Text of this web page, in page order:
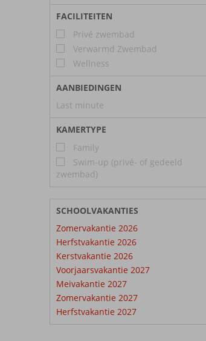
FACILITEITEN
Privé zwembad
Verwarmd Zwembad
Wellness
AANBIEDINGEN
Last minute
KAMERTYPE
Family
Swim-up (privé- of gedeeld
zwembad)
SCHOOLVAKANTIES
Zomervakantie 2026
Herfstvakantie 2026
Kerstvakantie 2026
Voorjaarsvakantie 2027
Meivakantie 2027
Zomervakantie 2027
Herfstvakantie 2027